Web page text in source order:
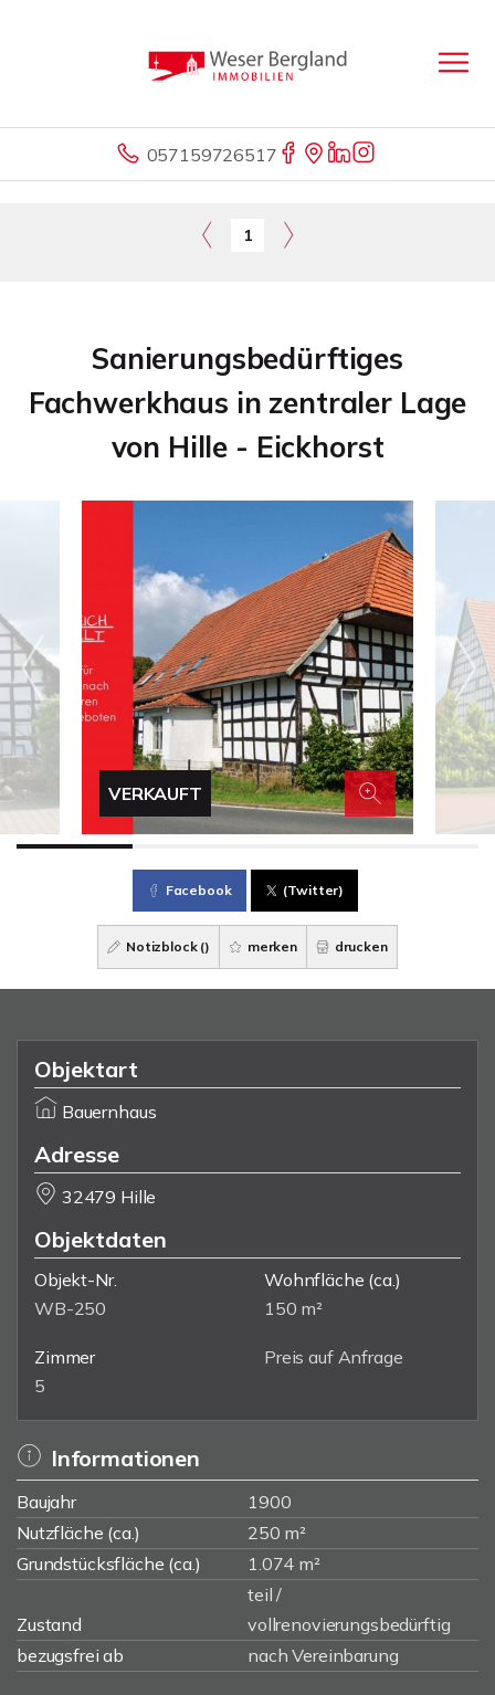
057159726517
1
Sanierungsbedürftiges
Fachwerkhaus in zentraler Lage
von Hille - Eickhorst
VERKAUFT
Facebook (Twitter)
Notizblock () merken drucken
Objektart
Bauernhaus
Adresse
32479 Hille
Objektdaten
Objekt-Nr.
WB-250
Wohnfläche (ca.)
150 m²
Zimmer
5
Preis auf Anfrage
Informationen
Baujahr
1900
Nutzfläche (ca.)
250 m²
Grundstücksfläche (ca.)
1.074 m²
Zustand
teil /
vollrenovierungsbedürftig
bezugsfrei ab
nach Vereinbarung